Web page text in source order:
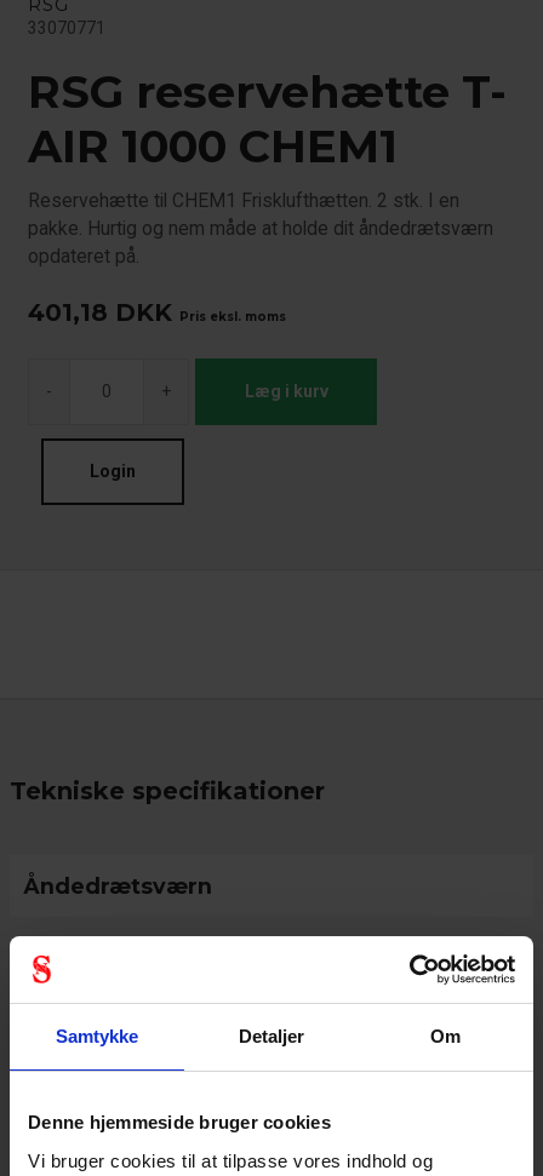
Samtykke Detaljer Om
Denne hjemmeside bruger cookies
Vi bruger cookies til at tilpasse vores indhold og
33070771
RSG reservehætte T-
AIR 1000 CHEM1
Reservehætte til CHEM1 Frisklufthætten. 2 stk. I en
pakke. Hurtig og nem måde at holde dit åndedrætsværn
opdateret på.
401,18 DKK Pris eksl. moms
- + Læg i kurv
Login
Tekniske specifikationer
Åndedrætsværn
Personlige værnemidler
Generel